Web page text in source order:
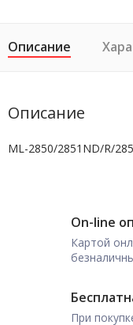
Описание
Описание
ML-2850/2851ND/R/
On-line
Картой
При